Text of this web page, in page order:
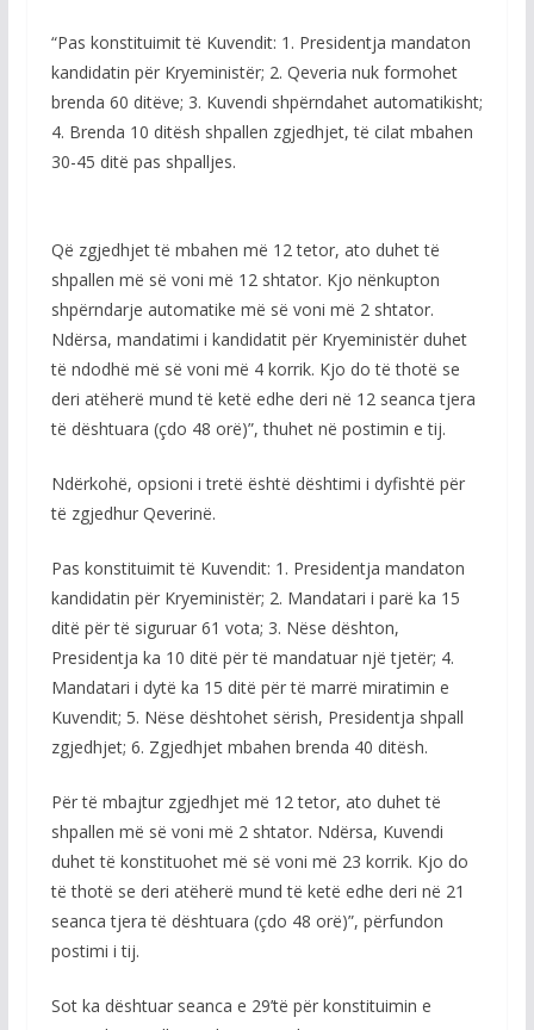
“Pas konstituimit të Kuvendit: 1. Presidentja mandaton
kandidatin për Kryeministër; 2. Qeveria nuk formohet
brenda 60 ditëve; 3. Kuvendi shpërndahet automatikisht;
4. Brenda 10 ditësh shpallen zgjedhjet, të cilat mbahen
30-45 ditë pas shpalljes.
Që zgjedhjet të mbahen më 12 tetor, ato duhet të
shpallen më së voni më 12 shtator. Kjo nënkupton
shpërndarje automatike më së voni më 2 shtator.
Ndërsa, mandatimi i kandidatit për Kryeministër duhet
të ndodhë më së voni më 4 korrik. Kjo do të thotë se
deri atëherë mund të ketë edhe deri në 12 seanca tjera
të dështuara (çdo 48 orë)”, thuhet në postimin e tij.
Ndërkohë, opsioni i tretë është dështimi i dyfishtë për
të zgjedhur Qeverinë.
Pas konstituimit të Kuvendit: 1. Presidentja mandaton
kandidatin për Kryeministër; 2. Mandatari i parë ka 15
ditë për të siguruar 61 vota; 3. Nëse dështon,
Presidentja ka 10 ditë për të mandatuar një tjetër; 4.
Mandatari i dytë ka 15 ditë për të marrë miratimin e
Kuvendit; 5. Nëse dështohet sërish, Presidentja shpall
zgjedhjet; 6. Zgjedhjet mbahen brenda 40 ditësh.
Për të mbajtur zgjedhjet më 12 tetor, ato duhet të
shpallen më së voni më 2 shtator. Ndërsa, Kuvendi
duhet të konstituohet më së voni më 23 korrik. Kjo do
të thotë se deri atëherë mund të ketë edhe deri në 21
seanca tjera të dështuara (çdo 48 orë)”, përfundon
postimi i tij.
Sot ka dështuar seanca e 29’të për konstituimin e